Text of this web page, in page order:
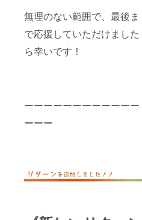
無理のない範囲で、最後ま
で応援していただけました
ら幸いです！
ーーーーーーーーーーーー
ーーー